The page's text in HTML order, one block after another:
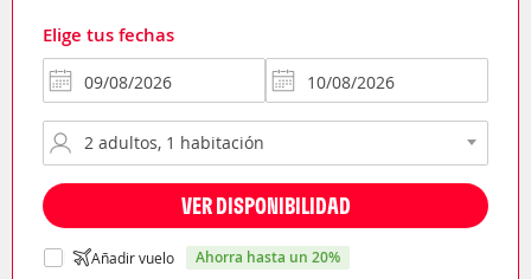
Elige tus fechas
VER DISPONIBILIDAD
Añadir vuelo ahorra hasta un 20%